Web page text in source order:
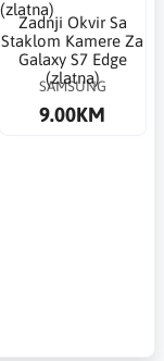
Zadnji Okvir Sa
Staklom Kamere Za
Galaxy S7 Edge
(zlatna)
SAMSUNG
9.00KM